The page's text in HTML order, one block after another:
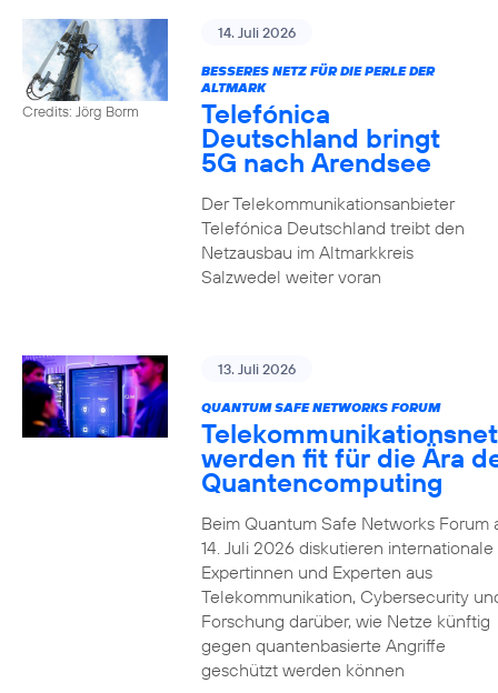
Credits: Jörg Borm
14. Juli 2026
BESSERES NETZ FÜR DIE PERLE DER
ALTMARK
Telefónica
Deutschland bringt
5G nach Arendsee
Der Telekommunikationsanbieter
Telefónica Deutschland treibt den
Netzausbau im Altmarkkreis
Salzwedel weiter voran
13. Juli 2026
QUANTUM SAFE NETWORKS FORUM
werden fit für die Ära
Quantencomputing
Beim Quantum Safe Networks Forum
14. Juli 2026 diskutieren internationale
Expertinnen und Experten aus
Telekommunikation, Cybersecurity
Forschung darüber, wie Netze künftig
gegen quantenbasierte Angriffe
geschützt werden können